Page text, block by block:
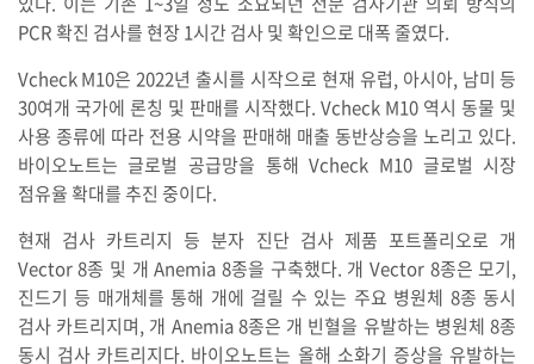
PCR 확진 검사를 현장 1시간 검사 및 확인으로 대폭 줄였다.
Vcheck M10은 2022년 출시를 시작으로 현재 유럽, 아시아, 남미 등
30여개 국가에 론칭 및 판매를 시작했다. Vcheck M10 역시 동물 및
사용 종류에 따라 전용 시약을 판매해 매출 동반상승을 노리고 있다.
바이오노트는 글로벌 공급망을 통해 Vcheck M10 글로벌 시장
점유율 확대를 추진 중이다.
현재 검사 카트리지 등 분자 진단 검사 제품 포트폴리오로 개
Vector 8종 및 개 Anemia 8종을 구축했다. 개 Vector 8종은 모기,
진드기 등 매개체를 통해 개에 걸릴 수 있는 주요 병원체 8종 동시
검사 카트리지며, 개 Anemia 8종은 개 빈혈을 유발하는 병원체 8종
동시 검사 카트리지다. 바이오노트는 올해 소화기 증상을 유발하는